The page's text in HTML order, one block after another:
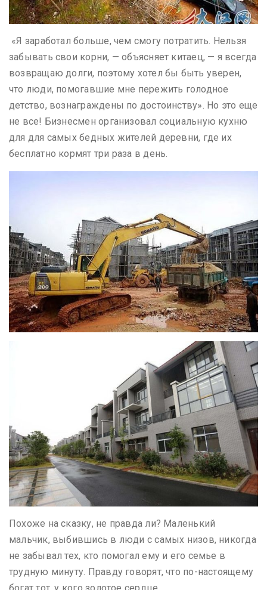
«Я заработал больше, чем смогу потратить. Нельзя
забывать свои корни, — объясняет китаец, — я всегда
возвращаю долги, поэтому хотел бы быть уверен,
что люди, помогавшие мне пережить голодное
детство, вознаграждены по достоинству». Но это еще
не все! Бизнесмен организовал социальную кухню
для для самых бедных жителей деревни, где их
бесплатно кормят три раза в день.
Похоже на сказку, не правда ли? Маленький
мальчик, выбившись в люди с самых низов, никогда
не забывал тех, кто помогал ему и его семье в
трудную минуту. Правду говорят, что по-настоящему